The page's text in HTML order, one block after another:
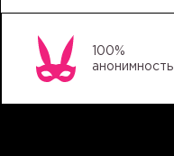
100%
анонимность